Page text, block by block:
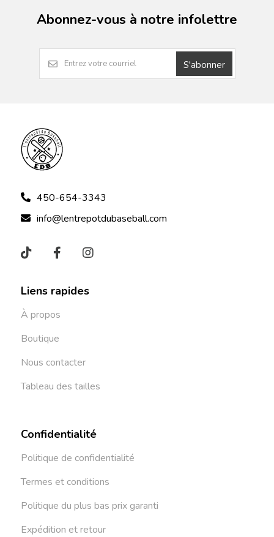
Abonnez-vous à notre infolettre
S'abonner
450-654-3343
info@lentrepotdubaseball.com
Liens rapides
À propos
Boutique
Nous contacter
Tableau des tailles
Confidentialité
Politique de confidentialité
Termes et conditions
Politique du plus bas prix garanti
Expédition et retour